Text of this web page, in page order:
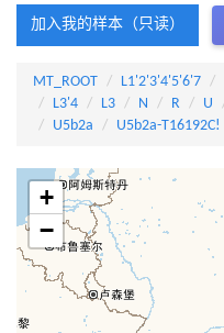
加入我的样本（只读）
MT_ROOT L1'2'3'4'5'6'7
L3'4
L3 N R U
U5b2a
U5b2a-T16192C!
+
−